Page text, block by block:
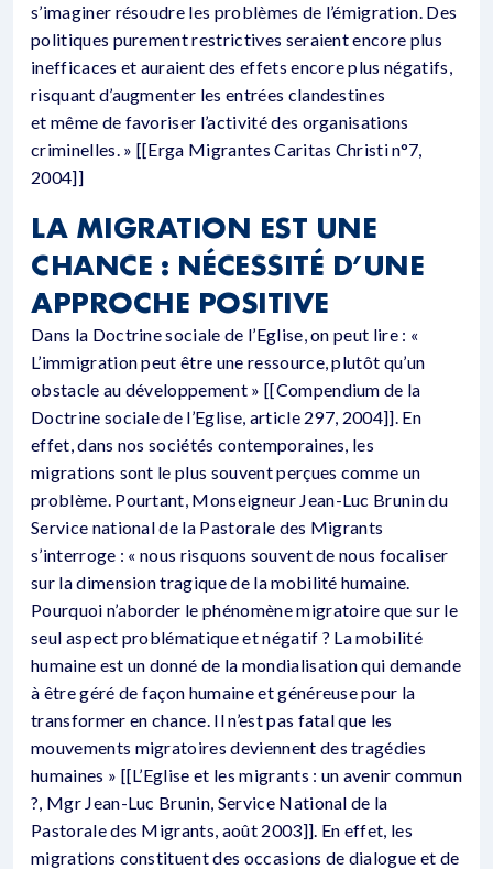
s’imaginer résoudre les problèmes de l’émigration. Des
politiques purement restrictives seraient encore plus
inefficaces et auraient des effets encore plus négatifs,
risquant d’augmenter les entrées clandestines
et même de favoriser l’activité des organisations
criminelles. » [[Erga Migrantes Caritas Christi n°7,
2004]]
LA MIGRATION EST UNE
CHANCE : NÉCESSITÉ D’UNE
APPROCHE POSITIVE
Dans la Doctrine sociale de l’Eglise, on peut lire : «
L’immigration peut être une ressource, plutôt qu’un
obstacle au développement » [[Compendium de la
Doctrine sociale de l’Eglise, article 297, 2004]]. En
effet, dans nos sociétés contemporaines, les
migrations sont le plus souvent perçues comme un
problème. Pourtant, Monseigneur Jean-Luc Brunin du
Service national de la Pastorale des Migrants
s’interroge : « nous risquons souvent de nous focaliser
sur la dimension tragique de la mobilité humaine.
Pourquoi n’aborder le phénomène migratoire que sur le
seul aspect problématique et négatif ? La mobilité
humaine est un donné de la mondialisation qui demande
à être géré de façon humaine et généreuse pour la
transformer en chance. Il n’est pas fatal que les
mouvements migratoires deviennent des tragédies
humaines » [[L’Eglise et les migrants : un avenir commun
?, Mgr Jean-Luc Brunin, Service National de la
Pastorale des Migrants, août 2003]]. En effet, les
migrations constituent des occasions de dialogue et de